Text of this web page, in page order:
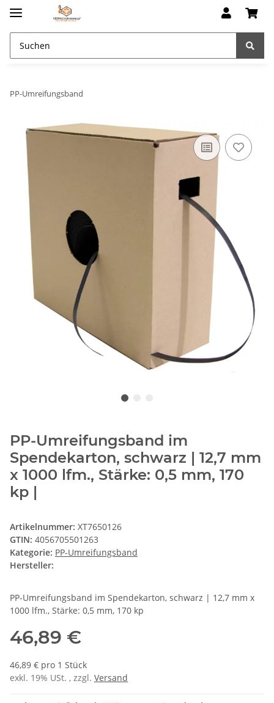
PP-Umreifungsband
PP-Umreifungsband im
Spendekarton, schwarz | 12,7 mm
x 1000 lfm., Stärke: 0,5 mm, 170
kp |
Artikelnummer: XT7650126
GTIN: 4056705501263
Kategorie: PP-Umreifungsband
Hersteller:
PP-Umreifungsband im Spendekarton, schwarz | 12,7 mm x
1000 lfm., Stärke: 0,5 mm, 170 kp
46,89 €
46,89 € pro 1 Stück
exkl. 19% USt. , zzgl. Versand